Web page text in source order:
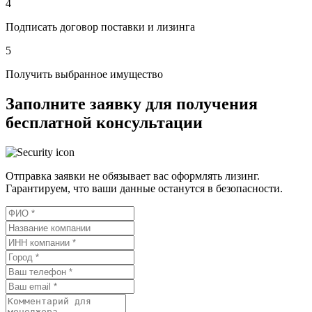
4
Подписать договор поставки и лизинга
5
Получить выбранное имущество
Заполните заявку для получения
бесплатной консультации
Отправка заявки не обязывает вас оформлять лизинг.
Гарантируем, что ваши данные останутся в безопасности.